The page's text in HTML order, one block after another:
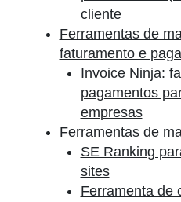
cliente
Ferramentas de
faturamento e
Invoice Ninja:
pagamentos
empresas
Ferramentas de
SE Ranking
sites
Ferramenta de